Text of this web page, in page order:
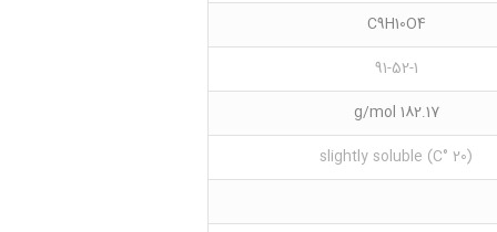
C9H10O4
91-52-1
182.17 g/mol
(20 °C) slightly soluble